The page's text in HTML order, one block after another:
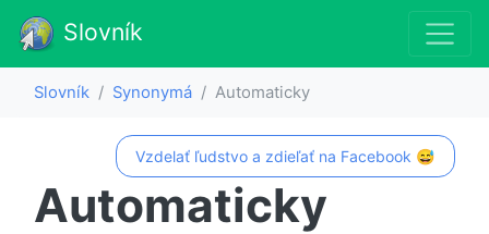
Slovník
Slovník Synonymá Automaticky
Vzdelať ľudstvo a zdieľať na Facebook 😅
Automaticky